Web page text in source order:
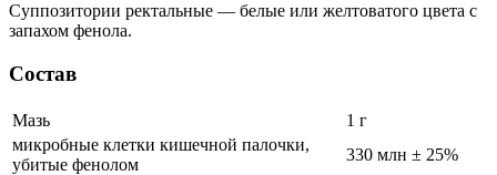
Суппозитории ректальные — белые или желтоватого цвета с
запахом фенола.
Состав
Мазь
1 г
микробные клетки кишечной палочки,
убитые фенолом
330 млн ± 25%